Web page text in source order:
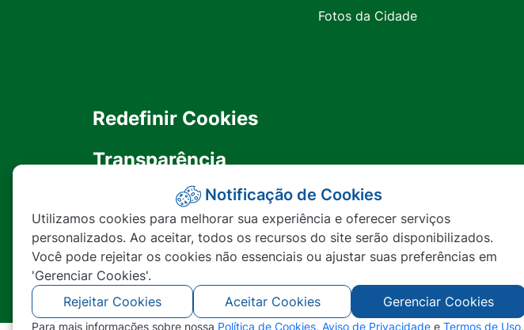
Fotos da Cidade
Redefinir Cookies
Transparência
Ouvidoria
SIC
Notificação de Cookies
Utilizamos cookies para melhorar sua experiência e oferecer serviços
personalizados. Ao aceitar, todos os recursos do site serão disponibilizados.
Você pode rejeitar os cookies não essenciais ou ajustar suas preferências em
'Gerenciar Cookies'.
Rejeitar Cookies
Aceitar Cookies Gerenciar Cookies
Para mais informações sobre nossa Política de Cookies, Aviso de Privacidade e Termos de Uso,